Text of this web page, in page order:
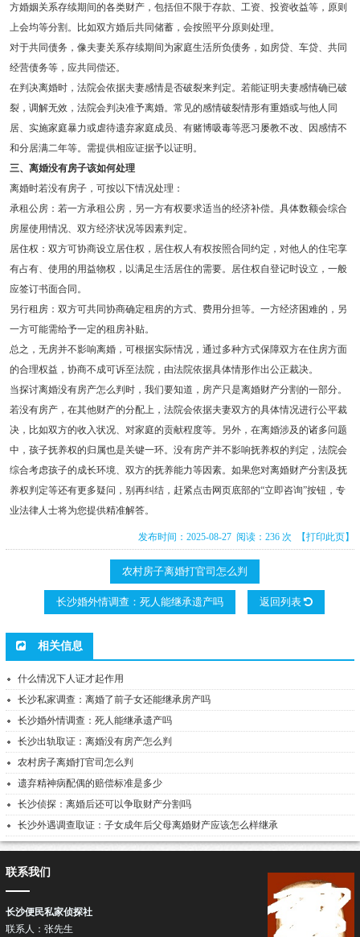
方婚姻关系存续期间的各类财产，包括但不限于存款、工资、投资收益等，原则
上会均等分割。比如双方婚后共同储蓄，会按照平分原则处理。
对于共同债务，像夫妻关系存续期间为家庭生活所负债务，如房贷、车贷、共同
经营债务等，应共同偿还。
在判决离婚时，法院会依据夫妻感情是否破裂来判定。若能证明夫妻感情确已破
裂，调解无效，法院会判决准予离婚。常见的感情破裂情形有重婚或与他人同
居、实施家庭暴力或虐待遗弃家庭成员、有赌博吸毒等恶习屡教不改、因感情不
和分居满二年等。需提供相应证据予以证明。
三、离婚没有房子该如何处理
离婚时若没有房子，可按以下情况处理：
承租公房：若一方承租公房，另一方有权要求适当的经济补偿。具体数额会综合
房屋使用情况、双方经济状况等因素判定。
居住权：双方可协商设立居住权，居住权人有权按照合同约定，对他人的住宅享
有占有、使用的用益物权，以满足生活居住的需要。居住权自登记时设立，一般
应签订书面合同。
另行租房：双方可共同协商确定租房的方式、费用分担等。一方经济困难的，另
一方可能需给予一定的租房补贴。
总之，无房并不影响离婚，可根据实际情况，通过多种方式保障双方在住房方面
的合理权益，协商不成可诉至法院，由法院依据具体情形作出公正裁决。
当探讨离婚没有房产怎么判时，我们要知道，房产只是离婚财产分割的一部分。
若没有房产，在其他财产的分配上，法院会依据夫妻双方的具体情况进行公平裁
决，比如双方的收入状况、对家庭的贡献程度等。另外，在离婚涉及的诸多问题
中，孩子抚养权的归属也是关键一环。没有房产并不影响抚养权的判定，法院会
综合考虑孩子的成长环境、双方的抚养能力等因素。如果您对离婚财产分割及抚
养权判定等还有更多疑问，别再纠结，赶紧点击网页底部的“立即咨询”按钮，专
业法律人士将为您提供精准解答。
发布时间：2025-08-27 阅读：236 次 【打印此页】
农村房子离婚打官司怎么判
长沙婚外情调查：死人能继承遗产吗 返回列表
相关信息
什么情况下人证才起作用
长沙私家调查：离婚了前子女还能继承房产吗
长沙婚外情调查：死人能继承遗产吗
长沙出轨取证：离婚没有房产怎么判
农村房子离婚打官司怎么判
遗弃精神病配偶的赔偿标准是多少
长沙侦探：离婚后还可以争取财产分割吗
长沙外遇调查取证：子女成年后父母离婚财产应该怎么样继承
联系我们
长沙便民私家侦探社
联系人：张先生